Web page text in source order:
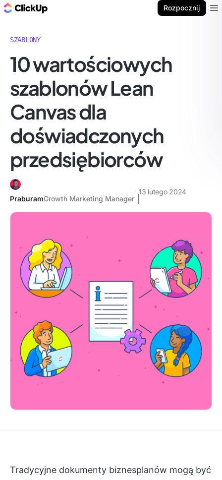
Rozpocznij
SZABLONY
10 wartościowych
szablonów Lean
Canvas dla
doświadczonych
przedsiębiorców
PraburamGrowth Marketing Manager
13 lutego 2024
Tradycyjne dokumenty biznesplanów mogą być